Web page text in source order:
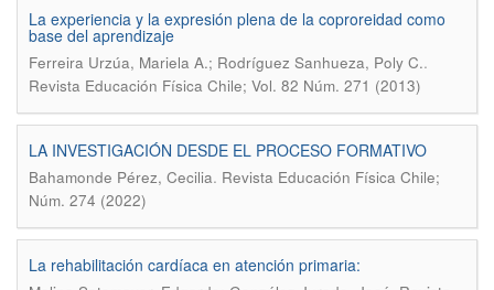
La experiencia y la expresión plena de la coproreidad como
base del aprendizaje
Ferreira Urzúa, Mariela A.; Rodríguez Sanhueza, Poly C..
Revista Educación Física Chile; Vol. 82 Núm. 271 (2013)
LA INVESTIGACIÓN DESDE EL PROCESO FORMATIVO
Bahamonde Pérez, Cecilia. Revista Educación Física Chile;
Núm. 274 (2022)
La rehabilitación cardíaca en atención primaria: